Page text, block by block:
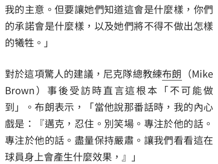
我的主意。但要讓她們知道這會是什麼樣，你們
的承諾會是什麼樣，以及她們將不得不做出怎樣
的犧牲。」
對於這項驚人的建議，尼克隊總教練布朗 （Mike
Brown）事後受訪時直言這根本「不可能做
到」。布朗表示，「當他說那番話時，我的內心
戲是：『邁克，忍住。別笑場。專注於他的話。
專注於他的話。盡量保持嚴肅。讓我們看看這在
球員身上會產生什麼效果，』」